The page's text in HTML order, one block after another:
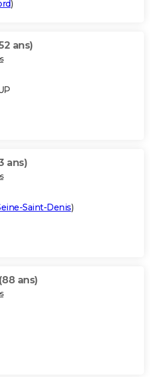
)
ans)
ans)
Saint-Denis)
(88 ans)